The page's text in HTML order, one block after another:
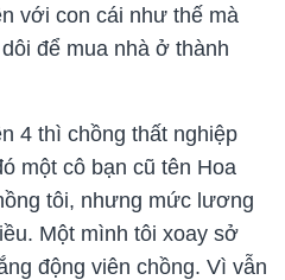
với con cái như thế mà
để mua nhà ở thành
4 thì chồng thất nghiệp
một cô bạn cũ tên Hoa
tôi, nhưng mức lương
Một mình tôi xoay sở
động viên chồng. Vì vẫn